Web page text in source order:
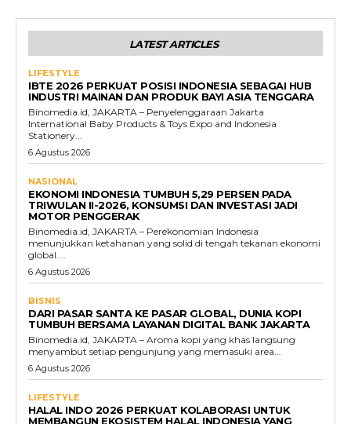
LATEST ARTICLES
LIFESTYLE
IBTE 2026 PERKUAT POSISI INDONESIA SEBAGAI HUB
INDUSTRI MAINAN DAN PRODUK BAYI ASIA TENGGARA
Binomedia.id, JAKARTA – Penyelenggaraan Jakarta
International Baby Products & Toys Expo and Indonesia
Stationery...
6 Agustus 2026
NASIONAL
EKONOMI INDONESIA TUMBUH 5,29 PERSEN PADA
TRIWULAN II-2026, KONSUMSI DAN INVESTASI JADI
MOTOR PENGGERAK
Binomedia.id, JAKARTA – Perekonomian Indonesia
menunjukkan ketahanan yang solid di tengah tekanan ekonomi
global....
6 Agustus 2026
BISNIS
DARI PASAR SANTA KE PASAR GLOBAL, DUNIA KOPI
TUMBUH BERSAMA LAYANAN DIGITAL BANK JAKARTA
Binomedia.id, JAKARTA – Aroma kopi yang khas langsung
menyambut setiap pengunjung yang memasuki area...
6 Agustus 2026
LIFESTYLE
HALAL INDO 2026 PERKUAT KOLABORASI UNTUK
MEMBANGUN EKOSISTEM HALAL INDONESIA YANG